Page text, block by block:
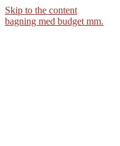
Skip to the content
bagning med budget mm.